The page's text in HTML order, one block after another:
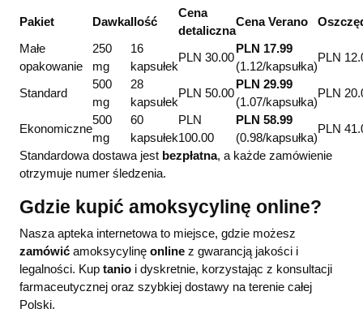
Pakiet DawkaIlość
Cena
detaliczna
Cena Verano
Małe
opakowanie
250
mg
16
kapsułek
PLN 30.00
PLN 17.99
(1.12/kapsułka)
PLN
Standard
500
mg
28
kapsułek
PLN 50.00
PLN 29.99
(1.07/kapsułka)
PLN
Ekonomiczne
500
mg
60
kapsułek
PLN
100.00
PLN 58.99
(0.98/kapsułka)
PLN
Standardowa dostawa jest bezpłatna, a każde zamówienie
otrzymuje numer śledzenia.
Gdzie kupić amoksycylinę online?
Nasza apteka internetowa to miejsce, gdzie możesz
zamówić amoksycylinę online z gwarancją jakości i
legalności. Kup tanio i dyskretnie, korzystając z konsultacji
farmaceutycznej oraz szybkiej dostawy na terenie całej
Polski.